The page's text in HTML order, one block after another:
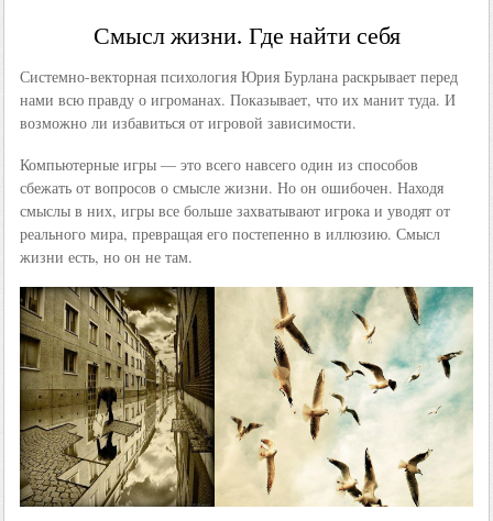
Смысл жизни. Где найти себя
Системно-векторная психология Юрия Бурлана раскрывает перед
нами всю правду о игроманах. Показывает, что их манит туда. И
возможно ли избавиться от игровой зависимости.
Компьютерные игры — это всего навсего один из способов
сбежать от вопросов о смысле жизни. Но он ошибочен. Находя
смыслы в них, игры все больше захватывают игрока и уводят от
реального мира, превращая его постепенно в иллюзию. Смысл
жизни есть, но он не там.